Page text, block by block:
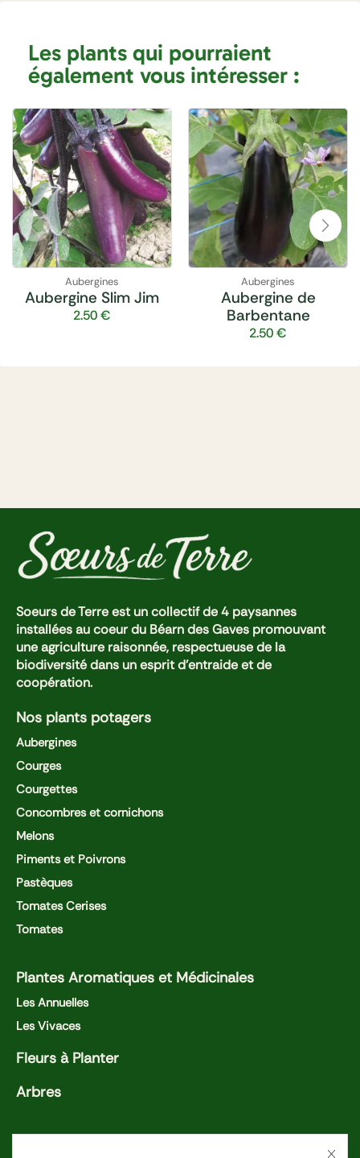
Les plants qui pourraient
également vous intéresser :
Aubergines
Aubergine Slim Jim
2.50€
Aubergines
Aubergine de
Barbentane
2.50€
Soeurs de Terre est un collectif de 4 paysannes
installées au coeur du Béarn des Gaves promouvant
une agriculture raisonnée, respectueuse de la
biodiversité dans un esprit d'entraide et de
coopération.
Nos plants potagers
Aubergines
Courges
Courgettes
Concombres et cornichons
Melons
Piments et Poivrons
Pastèques
Tomates Cerises
Tomates
Plantes Aromatiques et Médicinales
Les Annuelles
Les Vivaces
Fleurs à Planter
Arbres